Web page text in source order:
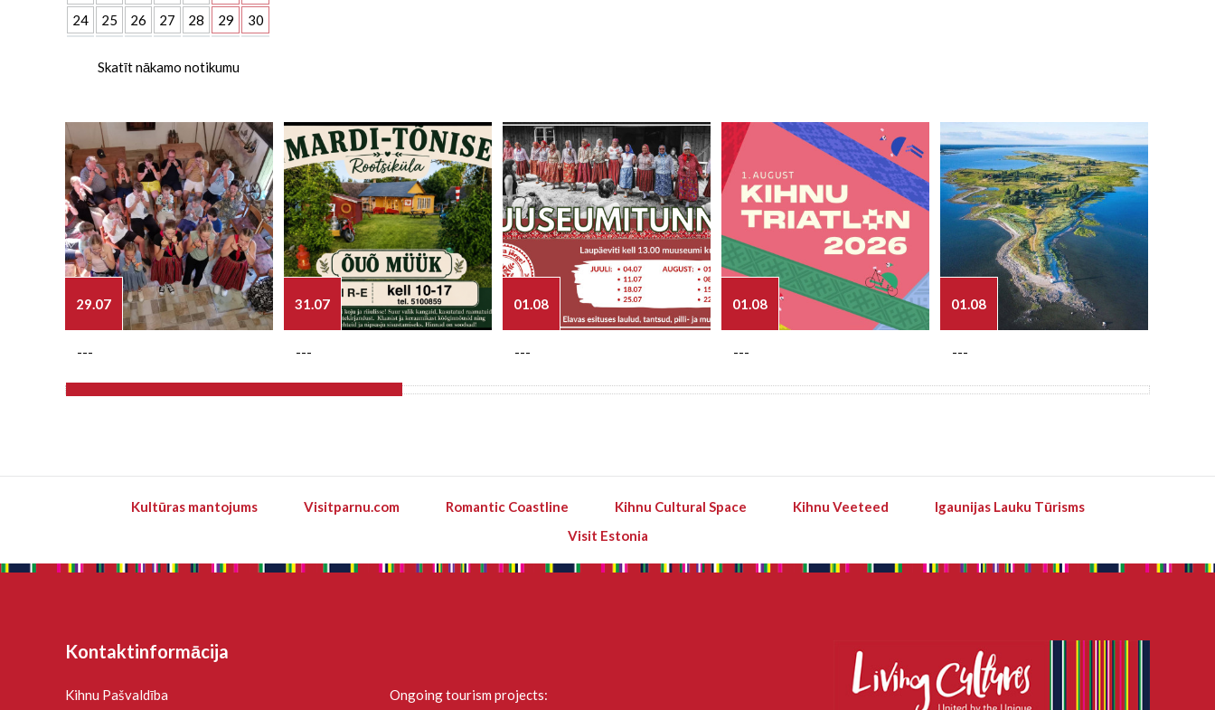
24
25 26 27 28 29 30
Skatīt nākamo notikumu
29.07
---
31.07
---
01.08
---
01.08
---
01.08
---
Kultūras mantojums Visitparnu.com Romantic Coastline Kihnu Cultural Space Kihnu Veeteed
Igaunijas Lauku Tūrisms
Visit Estonia
Kontaktinformācija
Kihnu Pašvaldība
Ongoing tourism projects: